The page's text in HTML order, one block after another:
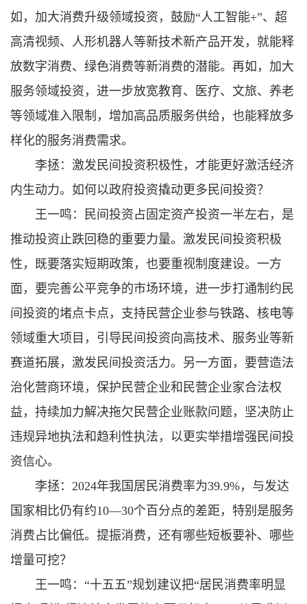
如，加大消费升级领域投资，鼓励“人工智能+”、超
高清视频、人形机器人等新技术新产品开发，就能释
放数字消费、绿色消费等新消费的潜能。再如，加大
服务领域投资，进一步放宽教育、医疗、文旅、养老
等领域准入限制，增加高品质服务供给，也能释放多
样化的服务消费需求。
李拯：激发民间投资积极性，才能更好激活经济
内生动力。如何以政府投资撬动更多民间投资？
王一鸣：民间投资占固定资产投资一半左右，是
推动投资止跌回稳的重要力量。激发民间投资积极
性，既要落实短期政策，也要重视制度建设。一方
面，要完善公平竞争的市场环境，进一步打通制约民
间投资的堵点卡点，支持民营企业参与铁路、核电等
领域重大项目，引导民间投资向高技术、服务业等新
赛道拓展，激发民间投资活力。另一方面，要营造法
治化营商环境，保护民营企业和民营企业家合法权
益，持续加力解决拖欠民营企业账款问题，坚决防止
违规异地执法和趋利性执法，以更实举措增强民间投
资信心。
李拯：2024年我国居民消费率为39.9%，与发达
国家相比仍有约10—30个百分点的差距，特别是服务
消费占比偏低。提振消费，还有哪些短板要补、哪些
增量可挖？
王一鸣：“十五五”规划建议把“居民消费率明显